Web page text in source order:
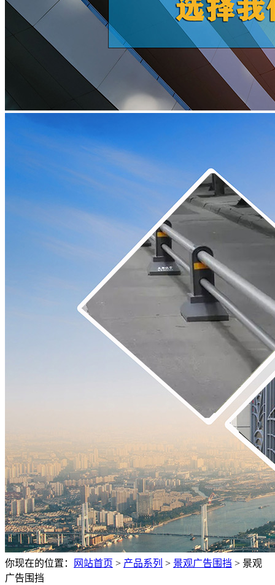
你现在的位置： 网站首页 > 产品系列 > 景观广告围挡 > 景观
广告围挡